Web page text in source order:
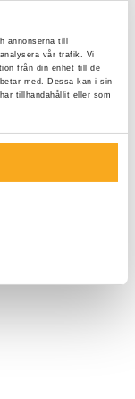
annonserna till
vår trafik. Vi
från din enhet till de
med. Dessa kan i sin
tillhandahållit eller som